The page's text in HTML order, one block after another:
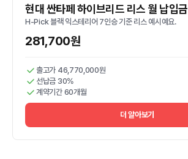
현대 싼타페 하이브리드 리스 월 납입금
H-Pick 블랙 익스테리어 7인승 기준 리스 예시예요.
281,700원
출고가 46,770,000원
선납금 30%
계약기간 60개월
더 알아보기